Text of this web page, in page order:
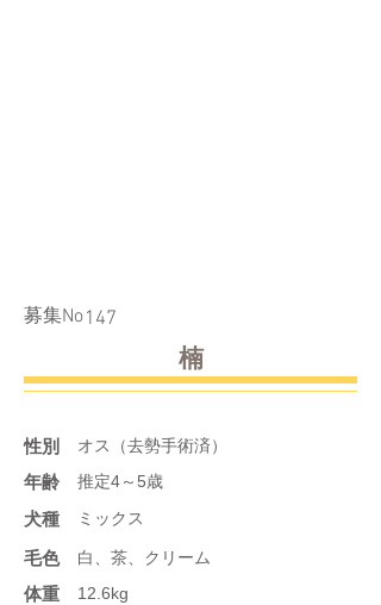
​募集No147
楠
性別 オス（去勢手術済）
年齢 推定4～5歳
​犬種 ミックス
​毛色 白、茶、クリーム
体重 12.6kg